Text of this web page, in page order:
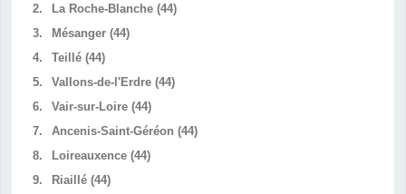
2.
La Roche-Blanche (44)
3.
Mésanger (44)
4.
Teillé (44)
5.
Vallons-de-l'Erdre (44)
6.
Vair-sur-Loire (44)
7.
Ancenis-Saint-Géréon (44)
8.
Loireauxence (44)
9.
Riaillé (44)